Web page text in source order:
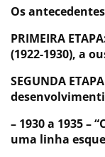
Os antecedentes
PRIMEIRA
(1922-1930), a
SEGUNDA
– 1930 a 1935 –
uma linha